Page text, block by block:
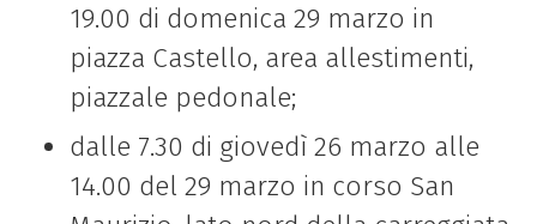
19.00 di domenica 29 marzo in
piazza Castello, area allestimenti,
piazzale pedonale;
dalle 7.30 di giovedì 26 marzo alle
14.00 del 29 marzo in corso San